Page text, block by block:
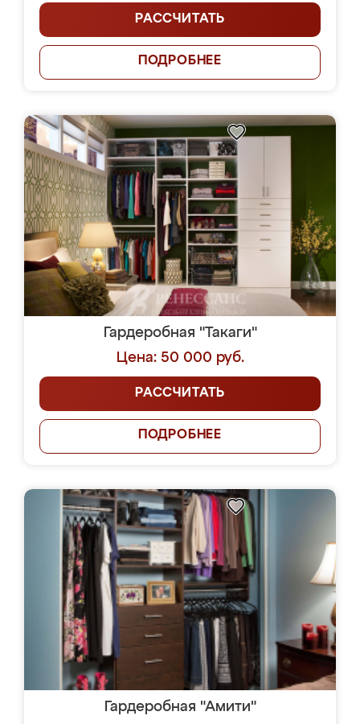
РАССЧИТАТЬ
ПОДРОБНЕЕ
Гардеробная "Такаги"
Цена: 50 000 руб.
РАССЧИТАТЬ
ПОДРОБНЕЕ
Гардеробная "Амити"